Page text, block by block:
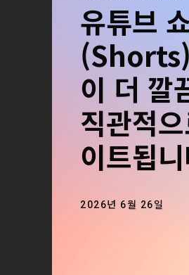
유튜브
이 더 깔
직관적
이트됩
2026년 6월 26일